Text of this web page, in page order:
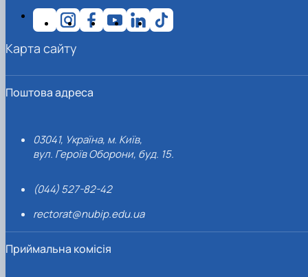
Поштова адреса
03041, Україна, м. Київ,
вул. Героїв Оборони, буд. 15.
(044) 527-82-42
rectorat@nubip.edu.ua
Приймальна комісія
Карта сайту